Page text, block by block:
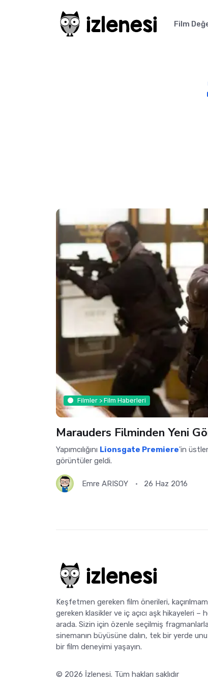
Film
Filmler > Film Haberleri
Marauders Filminden Yeni
Yapımcılığını Lionsgate Premiere'in
görüntüler geldi.
Emre ARISOY 26 Haz 2016
Keşfetmen gereken film önerileri,
gereken klasikler ve iç açıcı aşk hikayeleri –
arada. Sizin için özenle seçilmiş fragmanlarla
sinemanın büyüsüne dalın, tek bir yerde
bir film deneyimi yaşayın.
© 2026 İzlenesi. Tüm hakları saklıdır